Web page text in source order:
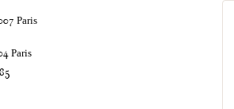
Paris
Paris